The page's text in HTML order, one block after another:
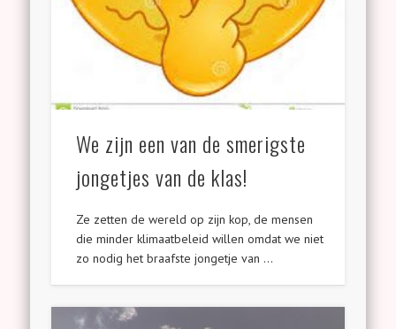
We zijn een van de smerigste
jongetjes van de klas!
Ze zetten de wereld op zijn kop, de mensen
die minder klimaatbeleid willen omdat we niet
zo nodig het braafste jongetje van …